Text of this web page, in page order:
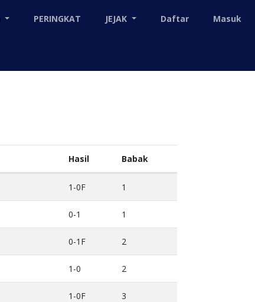
PERINGKAT JEJAK Daftar Masuk
Hasil Babak
1-0F 1
0-1 1
0-1F 2
1-0 2
1-0F 3